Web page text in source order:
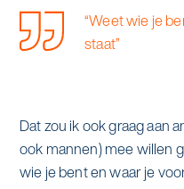
“Weet wie je
staat”
Dat zou ik ook graag aan
ook mannen) mee willen
wie je bent en waar je